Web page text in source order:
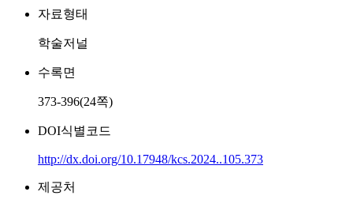
자료형태
학술저널
수록면
373-396(24쪽)
DOI식별코드
http://dx.doi.org/10.17948/kcs.2024..105.373
제공처